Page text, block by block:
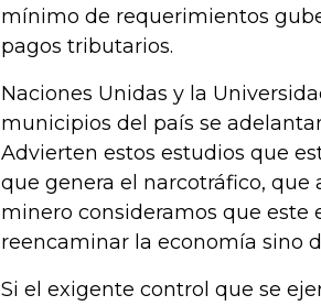
mínimo de requerimientos
pagos tributarios.
Naciones Unidas y la
municipios del país se
Advierten estos estudios que
que genera el narcotráfico, que
minero consideramos que este
reencaminar la economía sino
Si el exigente control que se